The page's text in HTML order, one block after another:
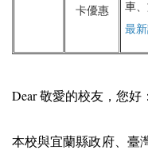
卡優惠
車
最
Dear 敬愛的校友，您好：
本校與宜蘭縣政府、臺